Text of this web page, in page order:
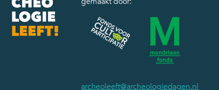
archeoleeft@archeologiedagen.nl